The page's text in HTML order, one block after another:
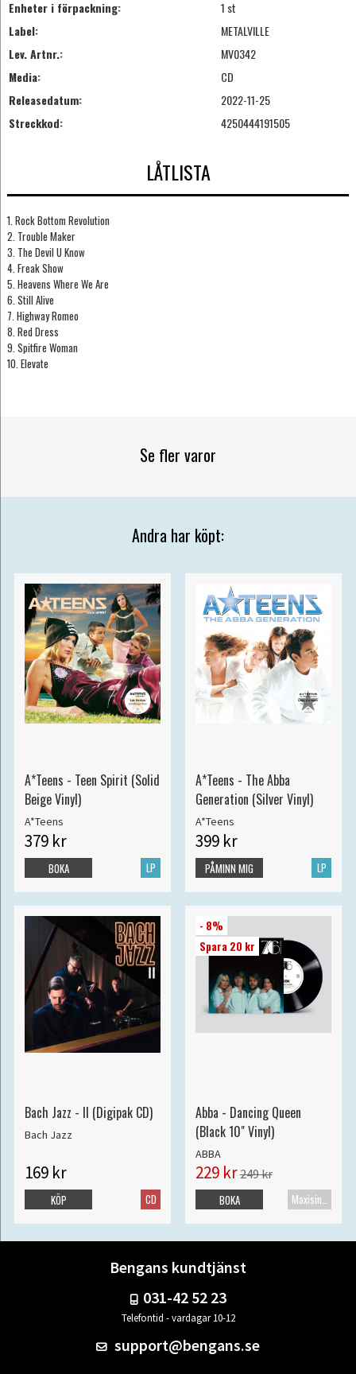
Enheter i förpackning:
1 st
Label:
METALVILLE
Lev. Artnr.:
MV0342
Media:
CD
Releasedatum:
2022-11-25
Streckkod:
4250444191505
LÅTLISTA
1. Rock Bottom Revolution
2. Trouble Maker
3. The Devil U Know
4. Freak Show
5. Heavens Where We Are
6. Still Alive
7. Highway Romeo
8. Red Dress
9. Spitfire Woman
10. Elevate
Se fler varor
Andra har köpt:
A*Teens - Teen Spirit (Solid
Beige Vinyl)
A*Teens
379 kr
LP
BOKA
A*Teens - The Abba
Generation (Silver Vinyl)
A*Teens
399 kr
LP
PÅMINN MIG
Bach Jazz - II (Digipak CD)
Bach Jazz
169 kr
CD
KÖP
- 8%
Spara 20 kr
Abba - Dancing Queen
(Black 10" Vinyl)
ABBA
229 kr249 kr
Maxisingel
BOKA
Bengans kundtjänst
031-42 52 23
Telefontid - vardagar 10-12
support@bengans.se